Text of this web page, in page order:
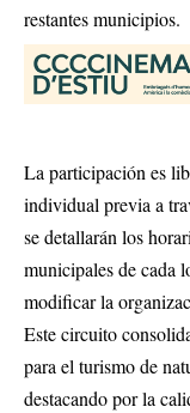
restantes municipios.
La participación es
individual previa a
se detallarán los
municipales de cada
modificar la
Este circuito
para el turismo de
destacando por la